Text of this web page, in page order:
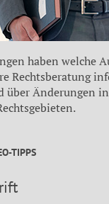
haben welche
Rechtsberatung
über Änderungen
TIPPS